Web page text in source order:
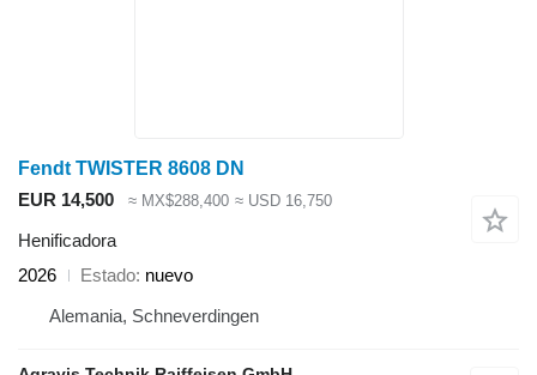
Fendt TWISTER 8608 DN
EUR 14,500
≈ MX$288,400 ≈ USD 16,750
Henificadora
2026
Estado nuevo
Alemania, Schneverdingen